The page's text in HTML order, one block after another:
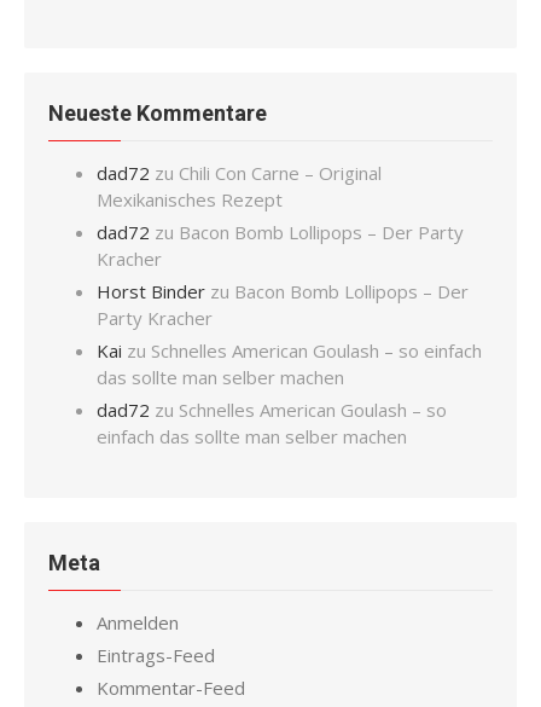
Neueste Kommentare
dad72 zu Chili Con Carne – Original
Mexikanisches Rezept
dad72 zu Bacon Bomb Lollipops – Der Party
Kracher
Horst Binder zu Bacon Bomb Lollipops – Der
Party Kracher
Kai zu Schnelles American Goulash – so einfach
das sollte man selber machen
dad72 zu Schnelles American Goulash – so
einfach das sollte man selber machen
Meta
Anmelden
Eintrags-Feed
Kommentar-Feed